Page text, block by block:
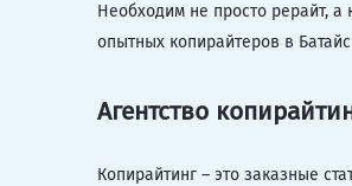
Необходим не просто рерайт, а
опытных копирайтеров в
Агентство
Копирайтинг – это заказные